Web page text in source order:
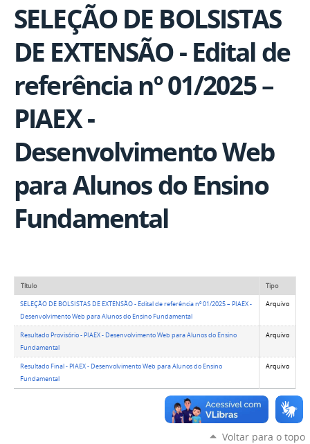
SELEÇÃO DE BOLSISTAS
DE EXTENSÃO - Edital de
referência nº 01/2025 –
PIAEX -
Desenvolvimento Web
para Alunos do Ensino
Fundamental
Título Tipo
SELEÇÃO DE BOLSISTAS DE EXTENSÃO - Edital de referência nº 01/2025 – PIAEX -
Desenvolvimento Web para Alunos do Ensino Fundamental
Arquivo
Resultado Provisório - PIAEX - Desenvolvimento Web para Alunos do Ensino
Fundamental
Arquivo
Resultado Final - PIAEX - Desenvolvimento Web para Alunos do Ensino
Fundamental
Arquivo
Voltar para o topo